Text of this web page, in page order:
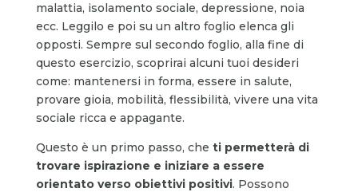
malattia, isolamento sociale, depressione, noia
ecc. Leggilo e poi su un altro foglio elenca gli
opposti. Sempre sul secondo foglio, alla fine di
questo esercizio, scoprirai alcuni tuoi desideri
come: mantenersi in forma, essere in salute,
provare gioia, mobilità, flessibilità, vivere una vita
sociale ricca e appagante.
Questo è un primo passo, che ti permetterà di
trovare ispirazione e iniziare a essere
orientato verso obiettivi positivi. Possono